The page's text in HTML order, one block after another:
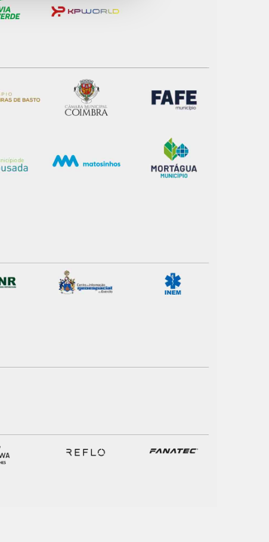
sua experiência de